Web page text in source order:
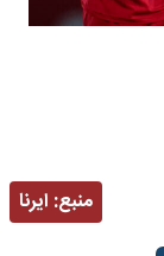
منبع: ایرنا